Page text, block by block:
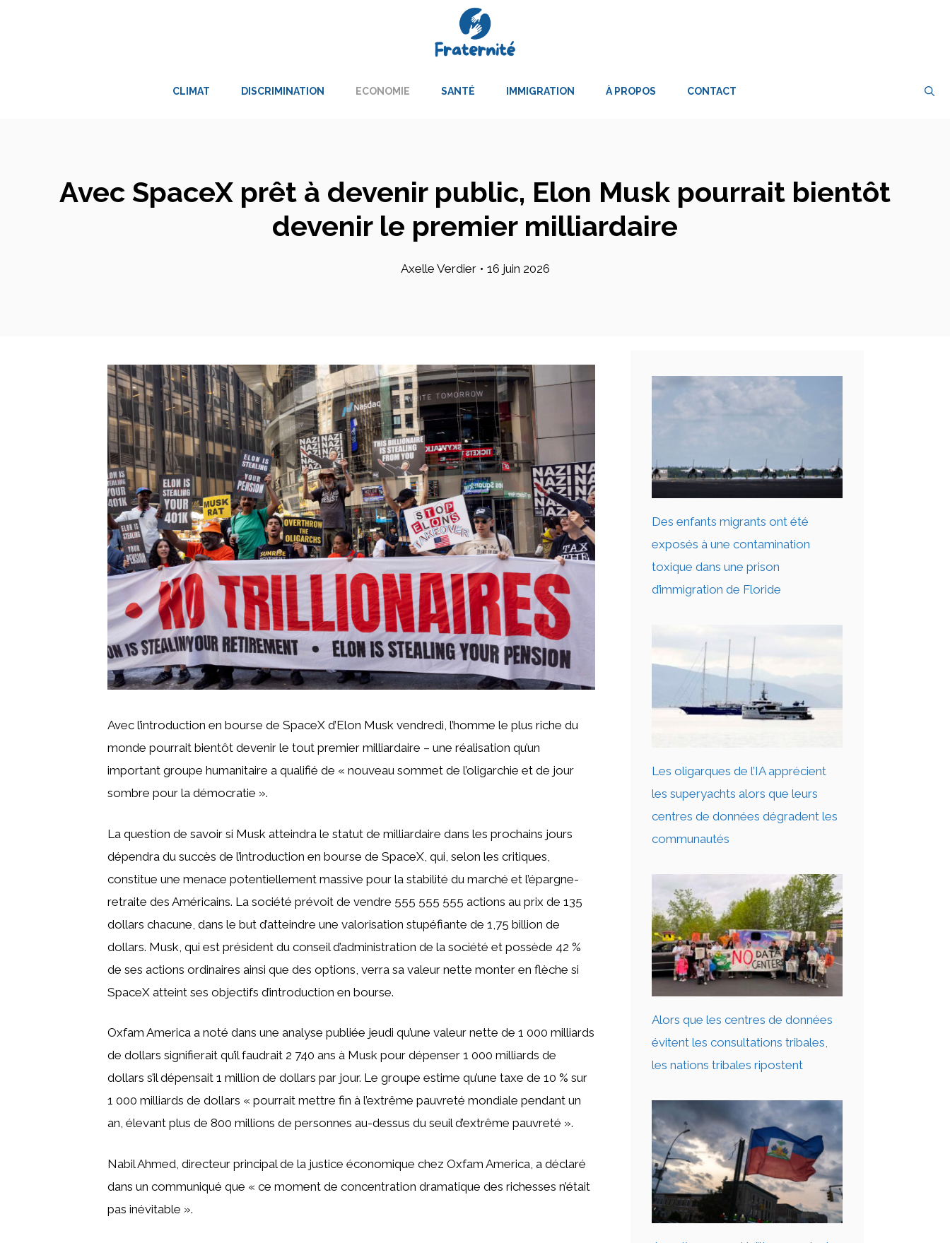
CLIMAT DISCRIMINATION ECONOMIE SANTÉ IMMIGRATION À PROPOS CONTACT
Avec SpaceX prêt à devenir public, Elon Musk pourrait bientôt
devenir le premier milliardaire
Axelle Verdier • 16 juin 2026
Avec l’introduction en bourse de SpaceX d’Elon Musk vendredi, l’homme le plus riche du
monde pourrait bientôt devenir le tout premier milliardaire – une réalisation qu’un
important groupe humanitaire a qualifié de « nouveau sommet de l’oligarchie et de jour
sombre pour la démocratie ».
La question de savoir si Musk atteindra le statut de milliardaire dans les prochains jours
dépendra du succès de l’introduction en bourse de SpaceX, qui, selon les critiques,
constitue une menace potentiellement massive pour la stabilité du marché et l’épargne-
retraite des Américains. La société prévoit de vendre 555 555 555 actions au prix de 135
dollars chacune, dans le but d’atteindre une valorisation stupéfiante de 1,75 billion de
dollars. Musk, qui est président du conseil d’administration de la société et possède 42 %
de ses actions ordinaires ainsi que des options, verra sa valeur nette monter en flèche si
SpaceX atteint ses objectifs d’introduction en bourse.
Oxfam America a noté dans une analyse publiée jeudi qu’une valeur nette de 1 000 milliards
de dollars signifierait qu’il faudrait 2 740 ans à Musk pour dépenser 1 000 milliards de
dollars s’il dépensait 1 million de dollars par jour. Le groupe estime qu’une taxe de 10 % sur
1 000 milliards de dollars « pourrait mettre fin à l’extrême pauvreté mondiale pendant un
an, élevant plus de 800 millions de personnes au-dessus du seuil d’extrême pauvreté ».
Nabil Ahmed, directeur principal de la justice économique chez Oxfam America, a déclaré
dans un communiqué que « ce moment de concentration dramatique des richesses n’était
pas inévitable ».
Des enfants migrants ont été
exposés à une contamination
toxique dans une prison
d’immigration de Floride
Les oligarques de l’IA apprécient
les superyachts alors que leurs
centres de données dégradent les
communautés
Alors que les centres de données
évitent les consultations tribales,
les nations tribales ripostent